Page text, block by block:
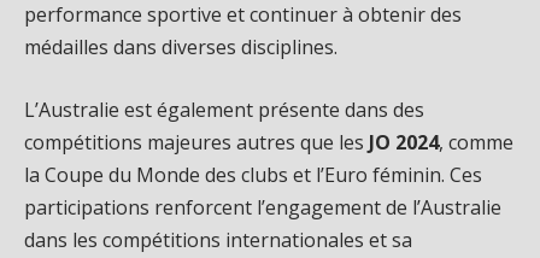
performance sportive et continuer à obtenir des
médailles dans diverses disciplines.
L’Australie est également présente dans des
compétitions majeures autres que les JO 2024, comme
la Coupe du Monde des clubs et l’Euro féminin. Ces
participations renforcent l’engagement de l’Australie
dans les compétitions internationales et sa